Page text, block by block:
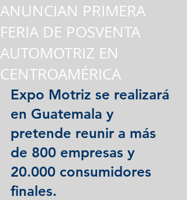
ANUNCIAN PRIMERA
FERIA DE POSVENTA
AUTOMOTRIZ EN
CENTROAMÉRICA
Expo Motriz se realizará
en Guatemala y
pretende reunir a más
de 800 empresas y
20.000 consumidores
finales.